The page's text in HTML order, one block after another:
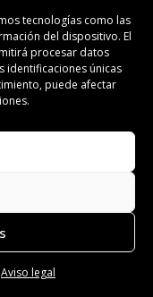
tecnologías como las
del dispositivo. El
procesar datos
identificaciones únicas
puede afectar
Aviso legal
LIFESTYLE
llega a
Sunset Spots
en SKAPA